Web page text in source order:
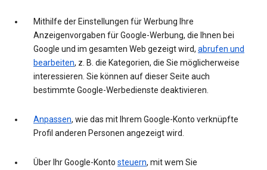
Mithilfe der Einstellungen für Werbung Ihre
Anzeigenvorgaben für Google-Werbung, die Ihnen bei
Google und im gesamten Web gezeigt wird, abrufen und
bearbeiten, z. B. die Kategorien, die Sie möglicherweise
interessieren. Sie können auf dieser Seite auch
bestimmte Google-Werbedienste deaktivieren.
Anpassen, wie das mit Ihrem Google-Konto verknüpfte
Profil anderen Personen angezeigt wird.
Über Ihr Google-Konto steuern, mit wem Sie